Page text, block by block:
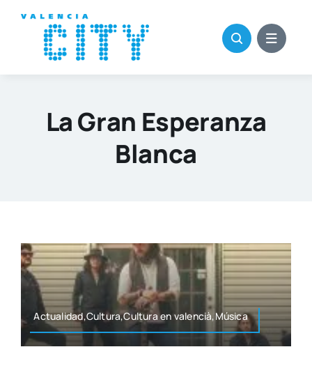
contenido
La Gran Esperanza
Blanca
Actualidad,Cultura,Cultura en valencià,Música